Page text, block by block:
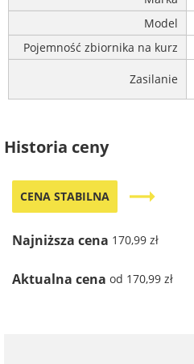
Model
Pojemność zbiornika na kurz
Zasilanie
Historia ceny
CENA STABILNA trending_flat
Najniższa cena 170,99 zł
Aktualna cena od 170,99 zł